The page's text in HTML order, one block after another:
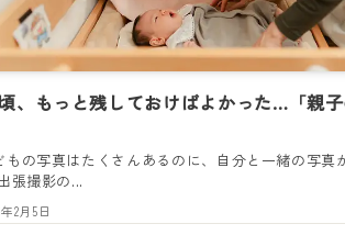
、もっと残しておけばよかった…「親
もの写真はたくさんあるのに、自分と一緒の写真
張撮影の...
2月5日